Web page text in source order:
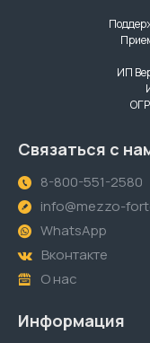
ИП
Связаться с
8-800-551-2580
info@mezzo-
WhatsApp
Вконтакте
О нас
Информация